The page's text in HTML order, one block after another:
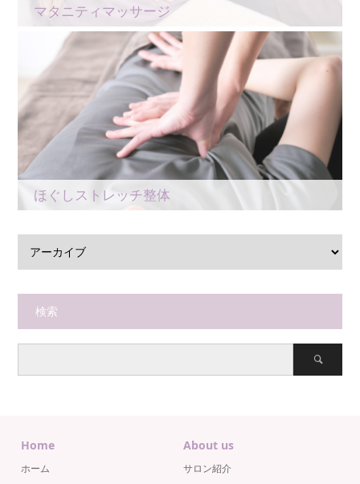
マタニティマッサージ
ほぐしストレッチ整体
検索
Home
ホーム
About us
サロン紹介